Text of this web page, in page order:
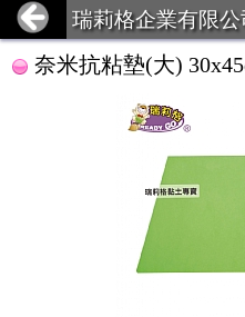
瑞莉格企業有限公
奈米抗粘墊(大)